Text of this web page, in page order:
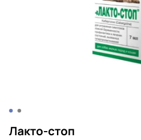
Лакто-стоп